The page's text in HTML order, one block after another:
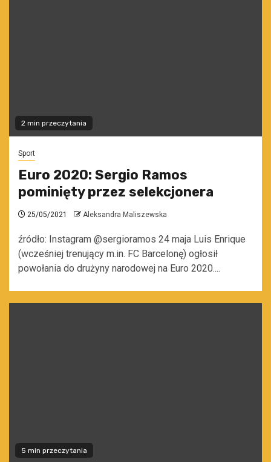
2 min przeczytania
Sport
Euro 2020: Sergio Ramos
pominięty przez selekcjonera
25/05/2021 Aleksandra Maliszewska
źródło: Instagram @sergioramos 24 maja Luis Enrique
(wcześniej trenujący m.in. FC Barcelonę) ogłosił
powołania do drużyny narodowej na Euro 2020....
5 min przeczytania